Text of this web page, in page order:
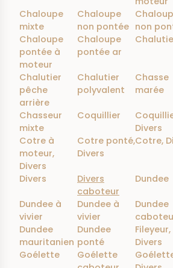
Chaloupe
mixte
Chaloupe
non pontée non
Chaloupe
pontée à
moteur
Chaloupe
pontée ar
Chalutier
pêche
arrière
Chalutier
polyvalent
Chasse
marée
Chasseur
mixte
Coquillier
Divers
Cotre à
moteur,
Divers
Cotre ponté,
Divers
Cotre,
Divers
Divers
caboteur
Dundee
Dundee à
vivier
Dundee à
vivier
Dundee
Dundee
mauritanien
Dundee
ponté
Fileyeur,
Divers
Goélette
Goélette